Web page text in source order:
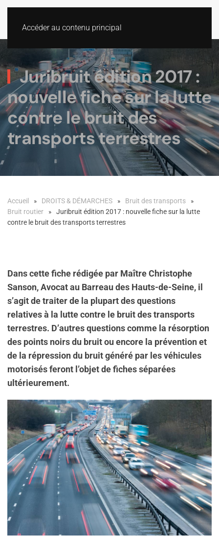
Accéder au contenu principal
Juribruit édition 2017 :
nouvelle fiche sur la lutte
contre le bruit des
transports terrestres
Accueil DROITS & DÉMARCHES
Bruit des transports
Bruit routier
Juribruit édition 2017 : nouvelle fiche sur la lutte
contre le bruit des transports terrestres
Dans cette fiche rédigée par Maître Christophe
Sanson, Avocat au Barreau des Hauts-de-Seine, il
s’agit de traiter de la plupart des questions
relatives à la lutte contre le bruit des transports
terrestres. D’autres questions comme la résorption
des points noirs du bruit ou encore la prévention et
de la répression du bruit généré par les véhicules
motorisés feront l’objet de fiches séparées
ultérieurement.